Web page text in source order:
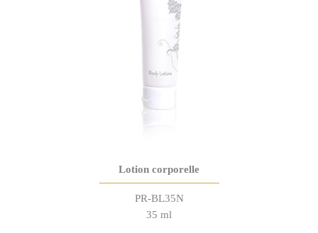
Lotion corporelle
PR-BL35N
35 ml